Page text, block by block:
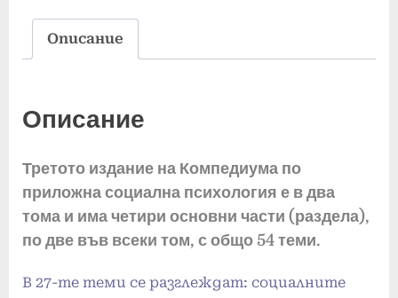
психология
том
Описание
Описание
Третото издание на Компедиума по
приложна социална психология е в два
тома и има четири основни части (раздела),
по две във всеки том, с общо 54 теми.
В 27-те теми се разглеждат: социалните